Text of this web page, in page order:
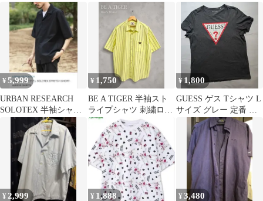
グサイズ 黒 ポリエステ
ル綿
袖 カジュアル ライトブ
¥5,999
URBAN RESEARCH
SOLOTEX 半袖シャ
ツ 黒
¥ 1,750
BE A TIGER 半袖スト
ライプシャツ 刺繍ロゴ
黄 M古着
¥ 1,800
GUESS ゲス Tシャツ L
サイズ グレー 定番 ト
ライアングルロゴ コス
トコ
¥ 2,999 ¥ 1,888 ¥3,480